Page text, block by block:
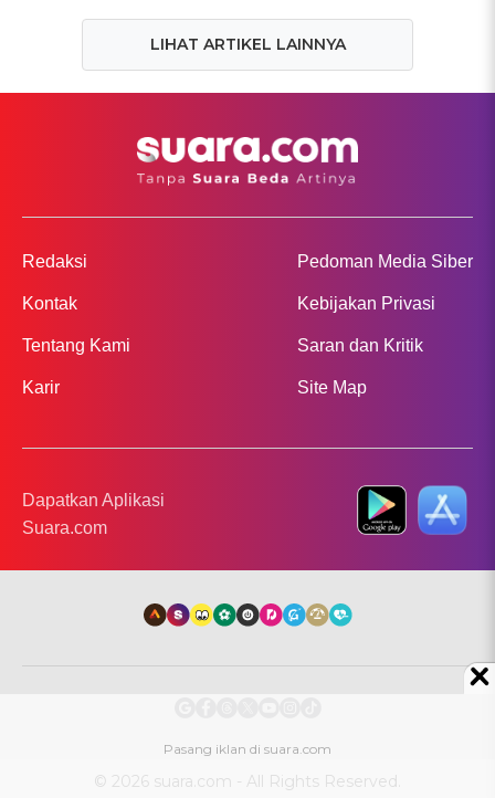
LIHAT ARTIKEL LAINNYA
Redaksi
Kontak
Tentang Kami
Karir
Pedoman Media Siber
Kebijakan Privasi
Saran dan Kritik
Site Map
Dapatkan Aplikasi
Suara.com
© 2026 suara.com - All Rights Reserved.